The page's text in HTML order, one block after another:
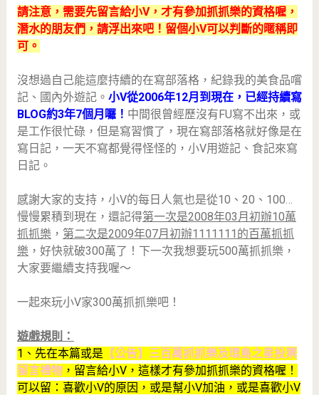
請注意，需要先留言給小V，才有參加抓抓樂的資格喔，
潛水的朋友們，請浮出來吧！留個小V可以判斷的暱稱即
可。
沒想過自己能這麼持續的在寫部落格，紀錄我的美食品嚐
記、國內外遊記。 小V從2006年12月到現在，已經持續寫
BLOG約3年7個月囉！ 中間很曾經歷沒有FU寫不出來，或
是工作很忙碌，但是寫習慣了，現在寫部落格就好像是在
寫日記，一天不寫都覺得怪怪的，小V用遊記、食記來寫
日記。
感謝大家的支持，小V的每日人氣也是從10、20、100…
慢慢累積到現在，還記得第一次是2008年03月初辦10萬
抓抓樂 ， 第二次是2009年07月初辦1111111的百萬抓抓
樂 ，好快就破300萬了！下一次我想要玩500萬抓抓樂，
大家要繼續支持我喔～
一起來玩小V家300萬抓抓樂吧！
遊戲規則：
1、先在本篇或是 【公告】三百萬抓抓樂及環島之星投票
留言禮物，留言給小V，這樣才有參加抓抓樂的資格喔！
可以留：喜歡小V的原因，或是幫小V加油，或是喜歡小V